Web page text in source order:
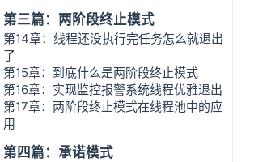
第三篇：两阶段终止模式
第14章：线程还没执行完任务怎么就退出
了
第15章：到底什么是两阶段终止模式
第16章：实现监控报警系统线程优雅退出
第17章：两阶段终止模式在线程池中的应
用
第四篇：承诺模式